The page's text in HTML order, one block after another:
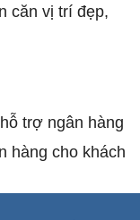
căn vị trí đẹp,
trợ ngân hàng
hàng cho khách